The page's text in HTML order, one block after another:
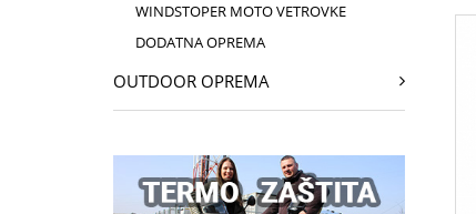
WINDSTOPER MOTO VETROVKE
DODATNA OPREMA
OUTDOOR OPREMA